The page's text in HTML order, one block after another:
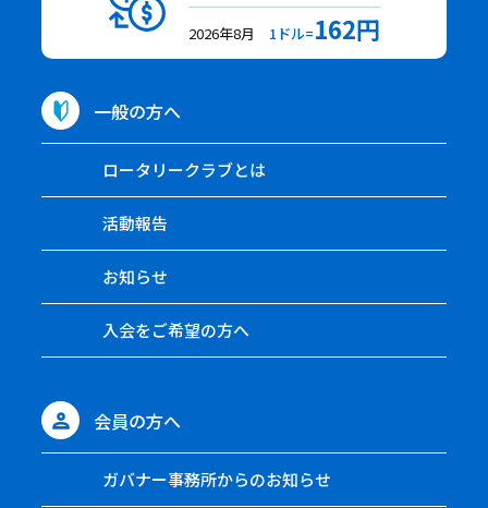
2026年8月 1ドル=162円
一般の方へ
ロータリークラブとは
活動報告
お知らせ
入会をご希望の方へ
会員の方へ
ガバナー事務所からのお知らせ